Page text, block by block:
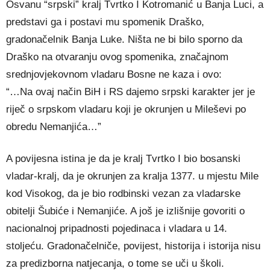
Osvanu “srpski” kralj Tvrtko I Kotromanić u Banja Luci, a
predstavi ga i postavi mu spomenik Draško,
gradonačelnik Banja Luke. Ništa ne bi bilo sporno da
Draško na otvaranju ovog spomenika, značajnom
srednjovjekovnom vladaru Bosne ne kaza i ovo:
“…Na ovaj način BiH i RS dajemo srpski karakter jer je
riječ o srpskom vladaru koji je okrunjen u Mileševi po
obredu Nemanjića…”
A povijesna istina je da je kralj Tvrtko I bio bosanski
vladar-kralj, da je okrunjen za kralja 1377. u mjestu Mile
kod Visokog, da je bio rodbinski vezan za vladarske
obitelji Šubiće i Nemanjiće. A još je izlišnije govoriti o
nacionalnoj pripadnosti pojedinaca i vladara u 14.
stoljeću. Gradonačelniče, povijest, historija i istorija nisu
za predizborna natjecanja, o tome se uči u školi.